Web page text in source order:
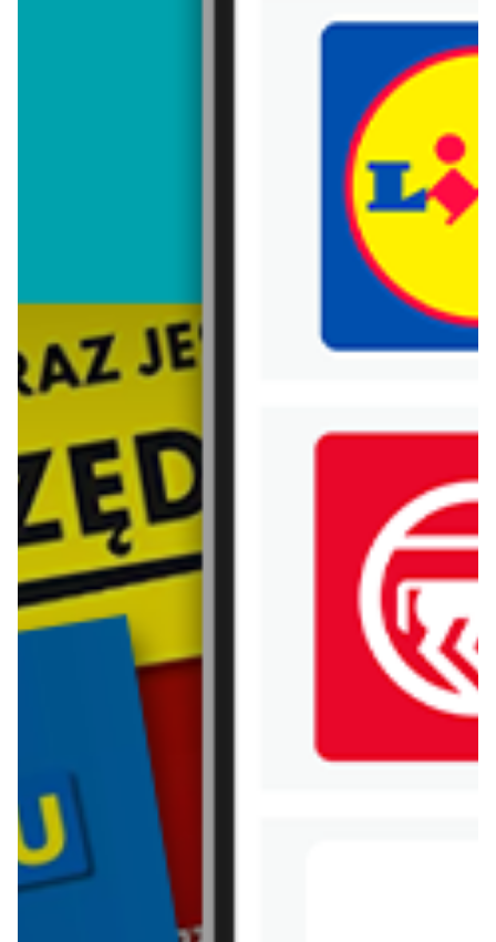
Trafiłeś na nieaktualną gazetkę
Zobacz aktualne gazetki Blix!
Zawartość dla osób
pełnoletnich
ODBLOKUJ
od dziś
Lidl
ostatnie 24h
Carrefour
W sumie od czwartku weekend okazji
WIĘCEJ GAZETEK PSIBUFET